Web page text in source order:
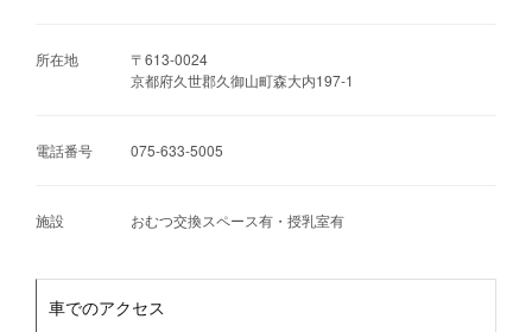
所在地
〒613-0024
京都府久世郡久御山町森大内197-1
電話番号 075-633-5005
施設 おむつ交換スペース有・授乳室有
車でのアクセス